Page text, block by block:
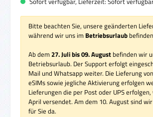
Bitte beachten Sie, unsere geänderten
während wir uns im Betriebsurlaub
Ab dem 27. Juli bis 09. August befinden wir
Betriebsurlaub. Der Support erfolgt
Mail und Whatsapp weiter. Die Lieferung
eSIMs sowie jegliche Aktivierung erfolgen
Lieferungen die per Post oder UPS
April versendet. Am dem 10. August sind
für Sie da.